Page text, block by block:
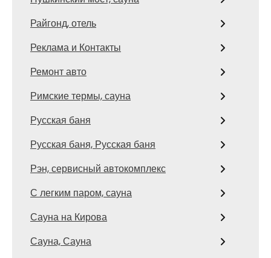
Райгонд, отель
Реклама и Контакты
Ремонт авто
Римские термы, сауна
Русская баня
Русская баня, Русская баня
Рэн, сервисный автокомплекс
С легким паром, сауна
Сауна на Кирова
Сауна, Сауна